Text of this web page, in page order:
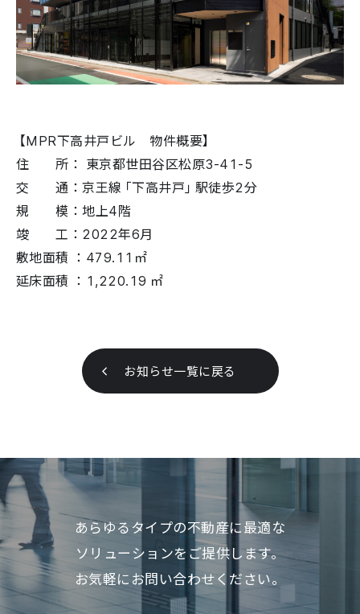
【MPR下高井戸ビル 物件概要】
住 所： 東京都世田谷区松原3-41-5
交 通：京王線「下高井戸」駅徒歩2分
規 模：地上4階
竣 工：2022年6月
敷地面積 ：479.11㎡
延床面積 ：1,220.19 ㎡
お知らせ一覧に戻る
あらゆるタイプの不動産に最適な
ソリューションをご提供します。
お気軽にお問い合わせください。